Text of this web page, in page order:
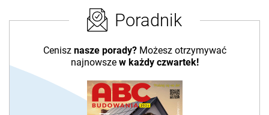
Poradnik
Cenisz nasze porady?Możesz otrzymywać
najnowsze w każdy czwartek!